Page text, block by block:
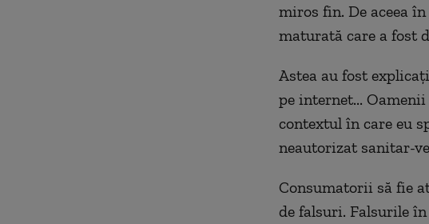
miros fin. De aceea
maturată care a fost
Astea au fost
pe internet...
contextul în care eu
neautorizat sanitar-
Consumatorii să fie
de falsuri. Falsurile